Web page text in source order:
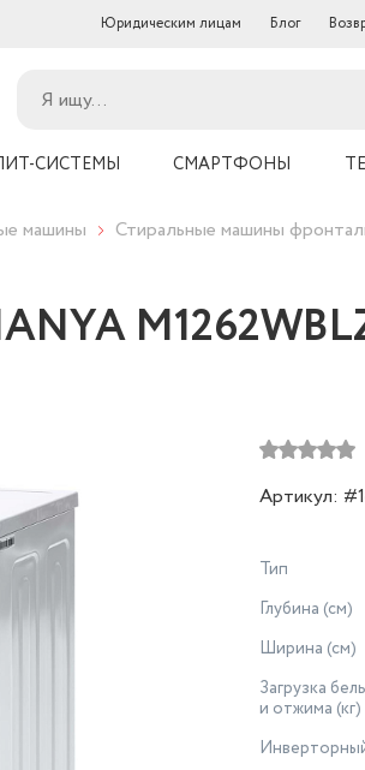
Юридическим лицам Блог
СИСТЕМЫ СМАРТФОНЫ
машины Стиральные машины
Артикул:
Тип
Глубина (см)
Ширина (см)
Загрузка
и отжима (кг)